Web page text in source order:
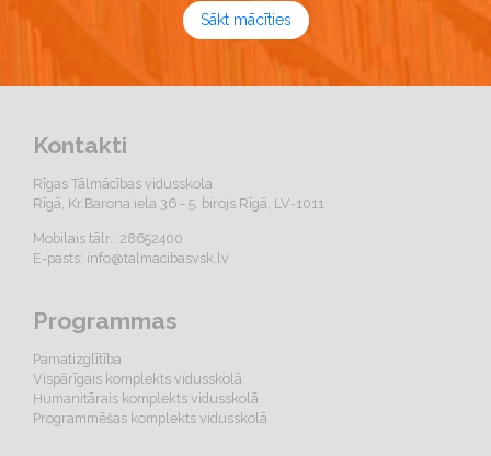
Sākt mācīties
Kontakti
Rīgas Tālmācības vidusskola
Rīgā, Kr.Barona iela 36 - 5. birojs Rīgā, LV-1011
Mobilais tālr.: 28652400
E-pasts: info@talmacibasvsk.lv
Programmas
Pamatizglītība
Vispārīgais komplekts vidusskolā
Humanitārais komplekts vidusskolā
Programmēšas komplekts vidusskolā